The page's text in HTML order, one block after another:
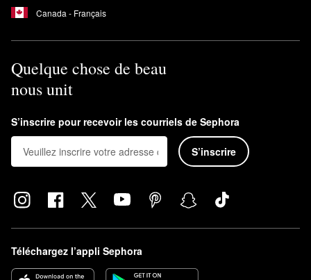
Canada - Français
Quelque chose de beau
nous unit
S’inscrire pour recevoir les courriels de Sephora
S’inscrire
Téléchargez l’appli Sephora